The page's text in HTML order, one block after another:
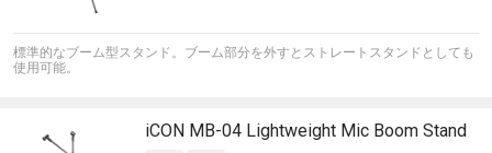
標準的なブーム型スタンド。ブーム部分を外すとストレートスタンドとしても
使用可能。
iCON MB-04 Lightweight Mic Boom Stand